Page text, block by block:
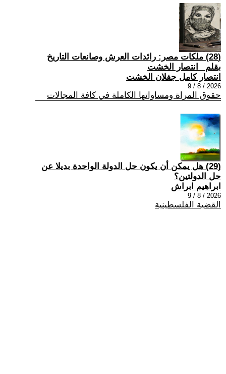
(28) ملكات مصر: رائدات العرش وصانعات التاريخ
بقلم _انتصار الخشت
انتصار كامل جفلان الخشت
2026 / 8 / 9
حقوق المراة ومساواتها الكاملة في كافة المجالات
(29) هل يمكن أن يكون حل الدولة الواحدة بديلا عن
حل الدولتين؟
ابراهيم ابراش
2026 / 8 / 9
القضية الفلسطينية